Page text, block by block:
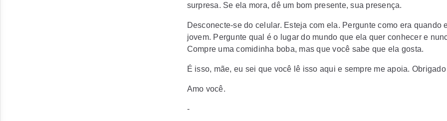
surpresa. Se ela mora, dê um bom presente, sua presença.
Desconecte-se do celular. Esteja com ela. Pergunte como era quando
jovem. Pergunte qual é o lugar do mundo que ela quer conhecer e
Compre uma comidinha boba, mas que você sabe que ela gosta.
É isso, mãe, eu sei que você lê isso aqui e sempre me apoia.
Amo você.
-